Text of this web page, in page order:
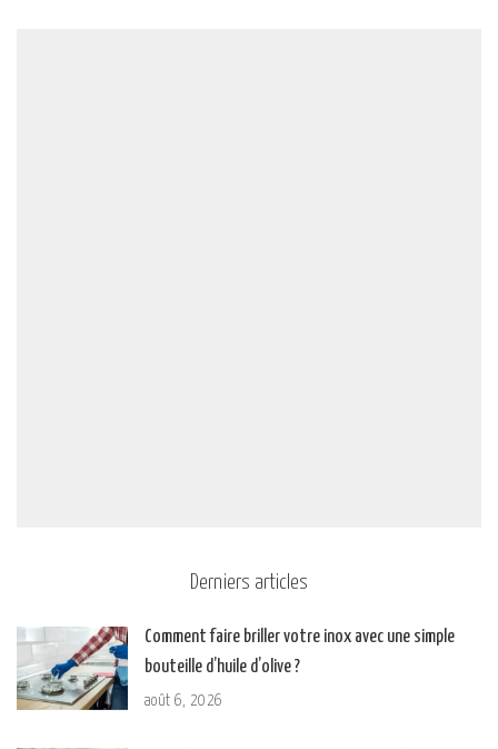
Derniers articles
Comment faire briller votre inox avec une simple
bouteille d’huile d’olive ?
août 6, 2026